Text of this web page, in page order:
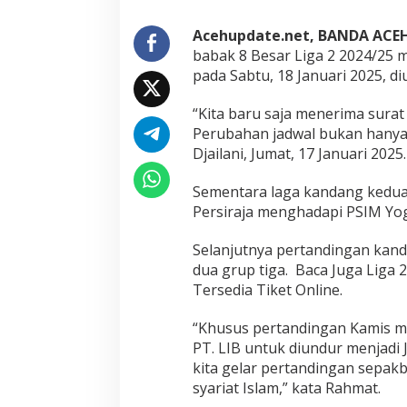
Acehupdate.net, BANDA
babak 8 Besar Liga 2 2024/25
pada Sabtu, 18 Januari 2025,
“Kita baru saja menerima
Perubahan jadwal bukan
Djailani, Jumat, 17 Januari 2025.
Sementara laga kandang
Persiraja menghadapi PSIM
Selanjutnya pertandingan
dua grup tiga. Baca Juga Liga
Tersedia Tiket Online.
“Khusus pertandingan Kamis
PT. LIB untuk diundur menjadi
kita gelar pertandingan
syariat Islam,” kata Rahmat.